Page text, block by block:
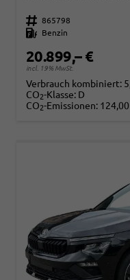
Fahrzeugnr. 865798
Kraftstoff
Benzin
20.899,– €
incl. 19% MwSt.
Verbrauch kombiniert:
CO2-Klasse: D
CO2-Emissionen: